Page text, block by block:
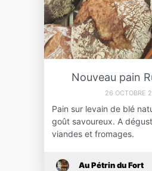
Nouveau pain
26 OCTOBRE
Pain sur levain de blé
goût savoureux. A
viandes et fromages.
Au Pétrin du Fort